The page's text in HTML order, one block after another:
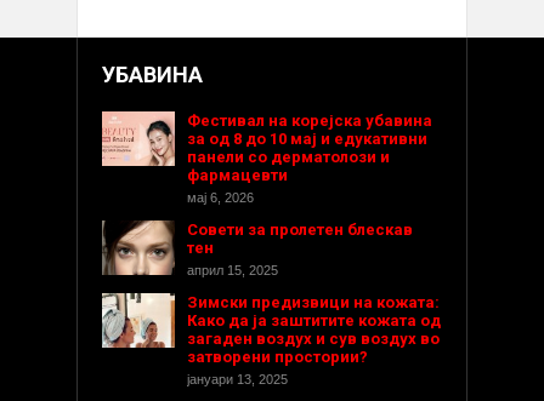
УБАВИНА
Фестивал на корејска убавина
за од 8 до 10 мај и едукативни
панели со дерматолози и
фармацевти
мај 6, 2026
Совети за пролетен блескав
тен
април 15, 2025
Зимски предизвици на кожата:
Како да ја заштитите кожата од
загаден воздух и сув воздух во
затворени простории?
јануари 13, 2025